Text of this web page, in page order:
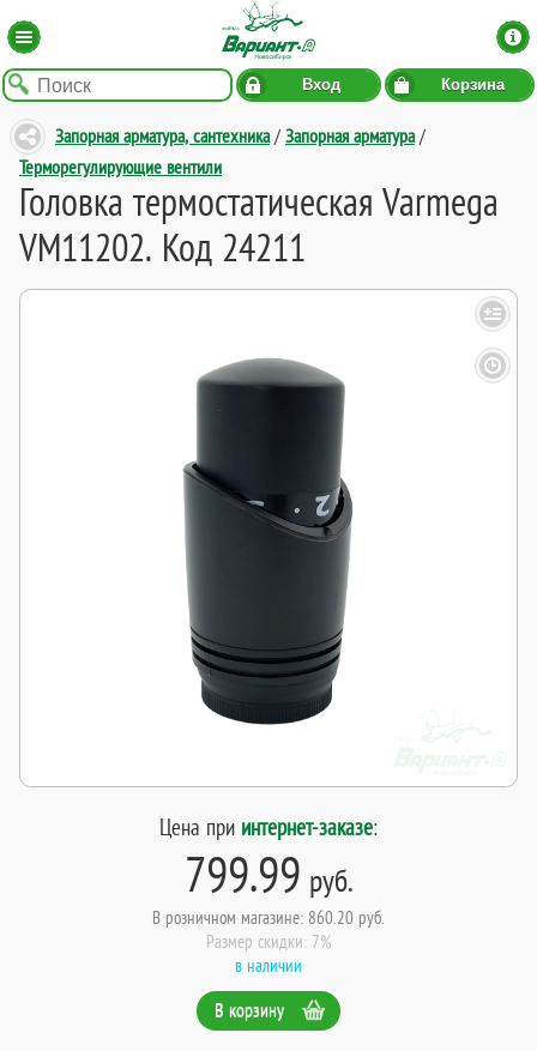
Вход Корзина
Запорная арматура, сантехника/ Запорная арматура/
Терморегулирующие вентили
Головка термостатическая Varmega
VM11202. Код 24211
Цена при интернет-заказе:
799.99 руб.
В розничном магазине: 860.20 руб.
Размер скидки: 7%
в наличии
В корзину